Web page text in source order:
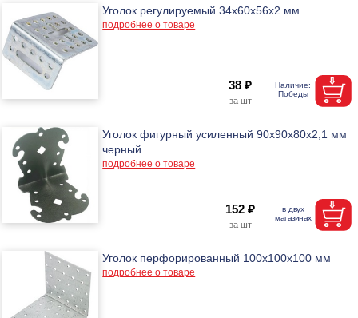
Уголок регулируемый 34х60х56х2 мм
подробнее о товаре
38 ₽
Уголок фигурный усиленный 90х90х80х2,1 мм
черный
подробнее о товаре
152 ₽
Уголок перфорированный 100х100х100 мм
подробнее о товаре